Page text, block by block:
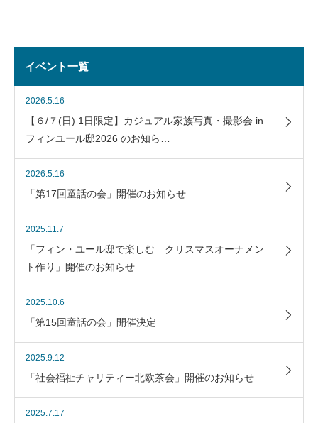
イベント一覧
2026.5.16
【６/７(日) 1日限定】カジュアル家族写真・撮影会 in
フィンユール邸2026 のお知ら…
2026.5.16
「第17回童話の会」開催のお知らせ
2025.11.7
「フィン・ユール邸で楽しむ クリスマスオーナメン
ト作り」開催のお知らせ
2025.10.6
「第15回童話の会」開催決定
2025.9.12
「社会福祉チャリティー北欧茶会」開催のお知らせ
2025.7.17